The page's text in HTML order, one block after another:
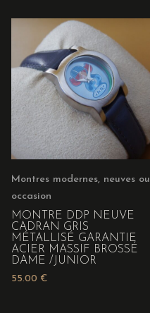
Montres modernes, neuves ou
occasion
MONTRE DDP NEUVE
CADRAN GRIS
MÉTALLISÉ GARANTIE
ACIER MASSIF BROSSÉ
DAME /JUNIOR
55.00 €